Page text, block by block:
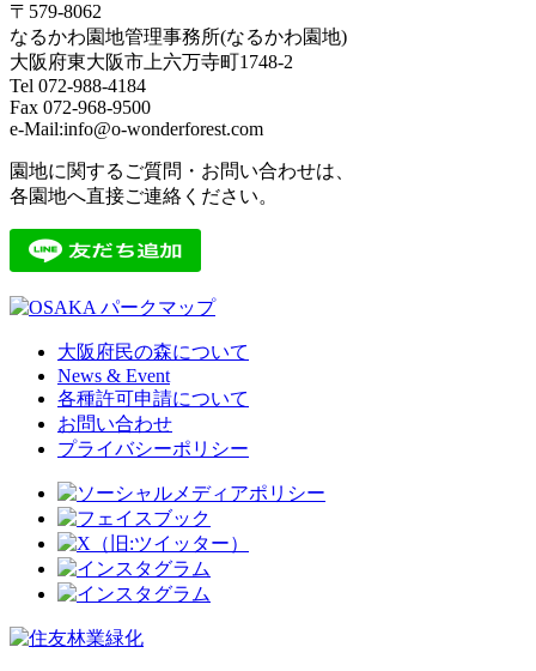
〒579-8062
なるかわ園地管理事務所(なるかわ園地)
大阪府東大阪市上六万寺町1748-2
Tel 072-988-4184
Fax 072-968-9500
e-Mail:info@o-wonderforest.com
園地に関するご質問・お問い合わせは、
各園地へ直接ご連絡ください。
大阪府民の森について
News & Event
各種許可申請について
お問い合わせ
プライバシーポリシー